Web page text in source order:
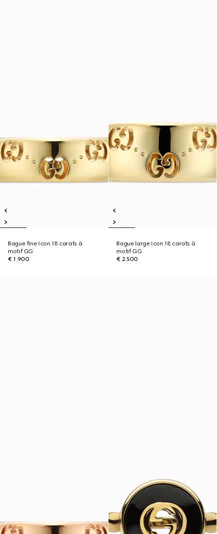
Bague fine Icon 18 carats à
motif GG
€ 1.900
Bague large Icon 18 carats à
motif GG
€ 2.500